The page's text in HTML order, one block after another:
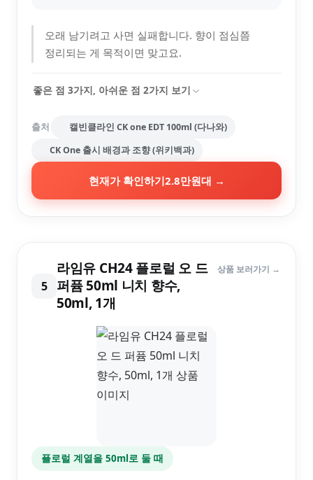
오래 남기려고 사면 실패합니다. 향이 점심쯤
정리되는 게 목적이면 맞고요.
좋은 점 3가지, 아쉬운 점 2가지 보기
출처
캘빈클라인 CK one EDT 100ml (다나와)
CK One 출시 배경과 조향 (위키백과)
현재가 확인하기2.8만원대 →
5
라임유 CH24 플로럴 오 드
퍼퓸 50ml 니치 향수,
50ml, 1개
상품 보러가기 →
플로럴 계열을 50ml로 둘 때